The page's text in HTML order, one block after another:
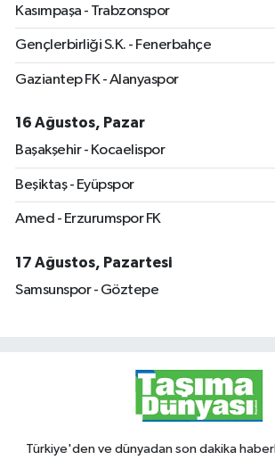
Kasımpaşa - Trabzonspor
Gençlerbirliği S.K. - Fenerbahçe
Gaziantep FK - Alanyaspor
16 Ağustos, Pazar
Başakşehir - Kocaelispor
Beşiktaş - Eyüpspor
Amed - Erzurumspor FK
17 Ağustos, Pazartesi
Samsunspor - Göztepe
Türkiye'den ve dünyadan son dakika